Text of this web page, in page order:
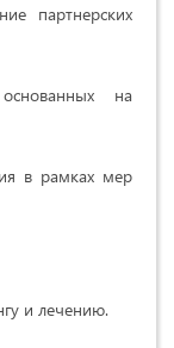
партнерских
на
в рамках мер
и лечению.